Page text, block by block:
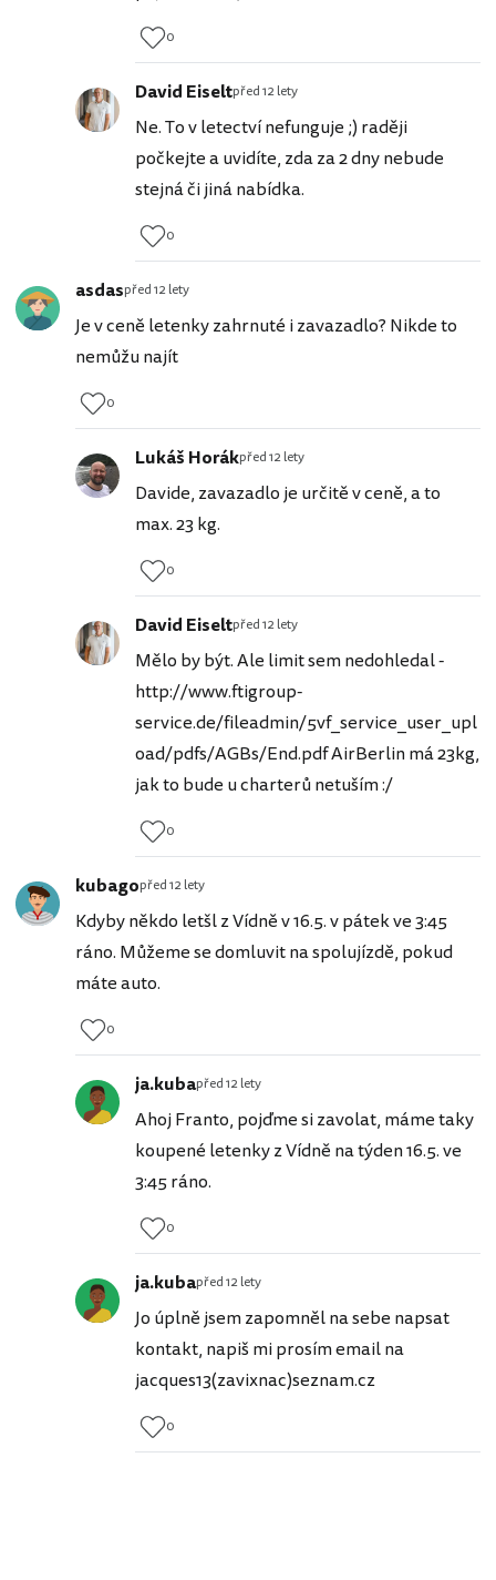
0
David Eiseltpřed 12 lety
Ne. To v letectví nefunguje ;) raději
počkejte a uvidíte, zda za 2 dny nebude
stejná či jiná nabídka.
0
asdaspřed 12 lety
Je v ceně letenky zahrnuté i zavazadlo? Nikde to
nemůžu najít
0
Lukáš Horákpřed 12 lety
Davide, zavazadlo je určitě v ceně, a to
max. 23 kg.
0
David Eiseltpřed 12 lety
Mělo by být. Ale limit sem nedohledal -
http://www.ftigroup-
service.de/fileadmin/5vf_service_user_upl
oad/pdfs/AGBs/End.pdf AirBerlin má 23kg,
jak to bude u charterů netuším :/
0
kubagopřed 12 lety
Kdyby někdo letšl z Vídně v 16.5. v pátek ve 3:45
ráno. Můžeme se domluvit na spolujízdě, pokud
máte auto.
0
ja.kubapřed 12 lety
Ahoj Franto, pojďme si zavolat, máme taky
koupené letenky z Vídně na týden 16.5. ve
3:45 ráno.
0
ja.kubapřed 12 lety
Jo úplně jsem zapomněl na sebe napsat
kontakt, napiš mi prosím email na
jacques13(zavixnac)seznam.cz
0